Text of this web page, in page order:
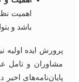
اهمیت
باشد و
پرورش ایده اولیه
مشاوران و تامل
پایان‌نامه‌های